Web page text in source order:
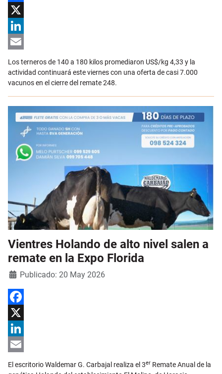
Facebook
X
LinkedIn
Los terneros de 140 a 180 kilos promediaron US$/kg 4,33 y la
actividad continuará este viernes con una oferta de casi 7.000
vacunos en el cierre del remate 248.
Vientres Holando de alto nivel salen a
remate en la Expo Florida
Detalles
Publicado: 20 May 2026
Facebook
X
LinkedIn
Email
El escritorio Waldemar G. Carbajal realiza el 3er Remate Anual de la